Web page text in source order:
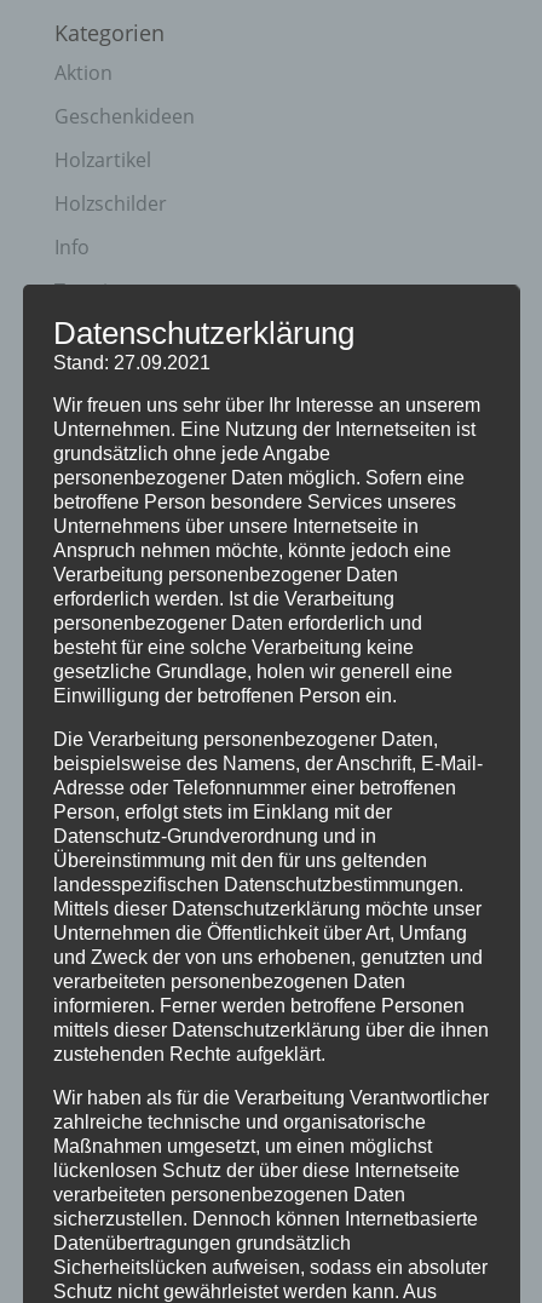
Kategorien
Aktion
Geschenkideen
Holzartikel
Holzschilder
Info
Termine
Archiv
April 2023
Januar 2021
Juli 2020
März 2018
Dezember 2017
März 2017
November 2016
August 2016
Juli 2016
Juni 2016
Mai 2016
März 2016
Februar 2016
Januar 2016
November 2015
September 2015
August 2015
Juli 2015
Juni 2015
Schlagworte
allgäu Allgäuer Festwoche allgäuer holzschilder
Datenschutzerklärung
Stand: 27.09.2021
Wir freuen uns sehr über Ihr Interesse an unserem
Unternehmen. Eine Nutzung der Internetseiten ist
grundsätzlich ohne jede Angabe
personenbezogener Daten möglich. Sofern eine
betroffene Person besondere Services unseres
Unternehmens über unsere Internetseite in
Anspruch nehmen möchte, könnte jedoch eine
Verarbeitung personenbezogener Daten
erforderlich werden. Ist die Verarbeitung
personenbezogener Daten erforderlich und
besteht für eine solche Verarbeitung keine
gesetzliche Grundlage, holen wir generell eine
Einwilligung der betroffenen Person ein.
Die Verarbeitung personenbezogener Daten,
beispielsweise des Namens, der Anschrift, E-Mail-
Adresse oder Telefonnummer einer betroffenen
Person, erfolgt stets im Einklang mit der
Datenschutz-Grundverordnung und in
Übereinstimmung mit den für uns geltenden
landesspezifischen Datenschutzbestimmungen.
Mittels dieser Datenschutzerklärung möchte unser
Unternehmen die Öffentlichkeit über Art, Umfang
und Zweck der von uns erhobenen, genutzten und
verarbeiteten personenbezogenen Daten
informieren. Ferner werden betroffene Personen
mittels dieser Datenschutzerklärung über die ihnen
zustehenden Rechte aufgeklärt.
Wir haben als für die Verarbeitung Verantwortlicher
zahlreiche technische und organisatorische
Maßnahmen umgesetzt, um einen möglichst
lückenlosen Schutz der über diese Internetseite
verarbeiteten personenbezogenen Daten
sicherzustellen. Dennoch können Internetbasierte
Datenübertragungen grundsätzlich
Sicherheitslücken aufweisen, sodass ein absoluter
Schutz nicht gewährleistet werden kann. Aus